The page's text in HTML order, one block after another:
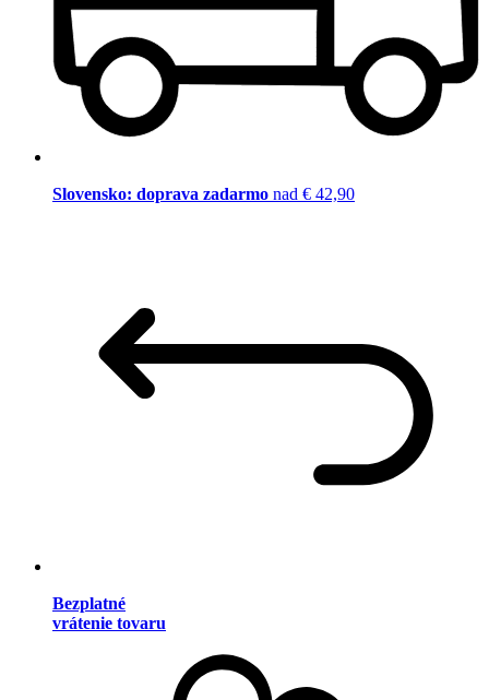
Slovensko: doprava zadarmo nad € 42,90
Bezplatné
vrátenie tovaru